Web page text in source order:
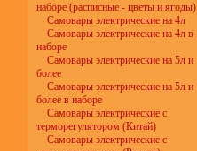
наборе (расписные - цветы и ягоды)
Самовары электрические на 4л
Самовары электрические на 4л в
наборе
Самовары электрические на 5л и
более
Самовары электрические на 5л и
более в наборе
Самовары электрические с
терморегулятором (Китай)
Самовары электрические с